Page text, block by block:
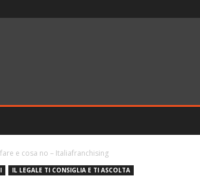
e cosa no – Italiafranchising
IL LEGALE TI CONSIGLIA E TI ASCOLTA